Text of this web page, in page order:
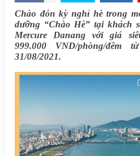
Chào đón kỳ nghỉhè trong
dưỡng “Chào Hè” tại khách
Mercure Danangvới giá
999.000 VND/phòng/đêm
31/08/2021.